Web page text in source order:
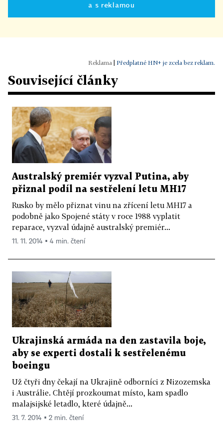
a s reklamou
Předplatné HN+ je zcela bez reklam.
Související články
Australský premiér vyzval Putina, aby
přiznal podíl na sestřelení letu MH17
Rusko by mělo přiznat vinu na zřícení letu MH17 a
podobně jako Spojené státy v roce 1988 vyplatit
reparace, vyzval údajně australský premiér...
11. 11. 2014 ▪ 4 min. čtení
Ukrajinská armáda na den zastavila boje,
aby se experti dostali k sestřelenému
boeingu
Už čtyři dny čekají na Ukrajině odborníci z Nizozemska
i Austrálie. Chtějí prozkoumat místo, kam spadlo
malajsijské letadlo, které údajně...
31. 7. 2014 ▪ 2 min. čtení